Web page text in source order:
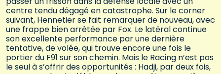
centre tendu dégagé en catastrophe. Sur le corner
suivant, Hennetier se fait remarquer de nouveau, avec
une frappe bien arrêtée par Fox. Le latéral continue
son excellente performance par une dernière
tentative, de volée, qui trouve encore une fois le
portier du F91 sur son chemin. Mais le Racing n’est pas
le seul à s’offrir des opportunités : Hadji, par deux fois,